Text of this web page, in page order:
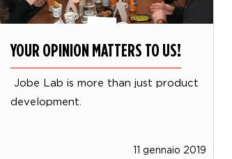
YOUR OPINION MATTERS TO US!
Jobe Lab is more than just product
development.
11 gennaio 2019